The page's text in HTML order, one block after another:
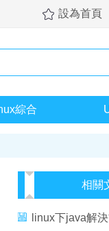
設為首頁
綜合
相關
linux下java解